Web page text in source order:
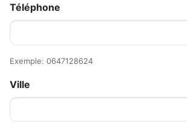
Téléphone
Exemple: 0647128624
Ville